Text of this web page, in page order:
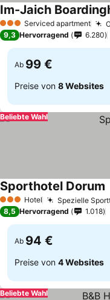
3 SterneServiced apartment
Im-Jaich
9,3 Hervorragend 6.280
Ab 99 €
Preise von 8 Websites
Beliebte Wahl
3 SterneHotel Spezielle
Sporthotel Dorum
8,5 Hervorragend 1.018
Ab 94 €
Preise von 4 Websites
Beliebte Wahl